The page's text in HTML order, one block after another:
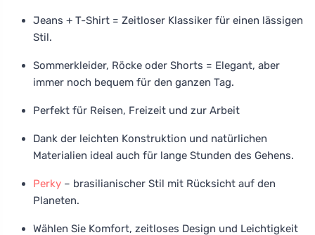
Jeans + T-Shirt = Zeitloser Klassiker für einen lässigen
Stil.
Sommerkleider, Röcke oder Shorts = Elegant, aber
immer noch bequem für den ganzen Tag.
Perfekt für Reisen, Freizeit und zur Arbeit
Dank der leichten Konstruktion und natürlichen
Materialien ideal auch für lange Stunden des Gehens.
Perky – brasilianischer Stil mit Rücksicht auf den
Planeten.
Wählen Sie Komfort, zeitloses Design und Leichtigkeit